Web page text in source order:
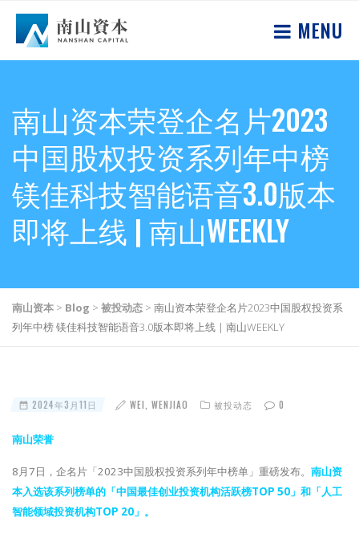
MENU
南山资本荣登企名片2023
中国股权投资系列年中榜
镁佳科技智能语音3.0版本
即将上线 | 南山WEEKLY
南山资本 > Blog > 被投动态 > 南山资本荣登企名片2023中国股权投资系
列年中榜 镁佳科技智能语音3.0版本即将上线 | 南山WEEKLY
2024年3月11日 WEI, WENJIAO 被投动态 0
南山荣誉
8月7日，企名片「2023中国股权投资系列年中榜单」重磅发布。 南山资
本入选该系列榜单的「中国最佳创业投资机构活跃榜TOP 50」和「人工
智能领域投资机构TOP 20」。